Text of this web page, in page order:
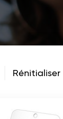
Rénitialiser